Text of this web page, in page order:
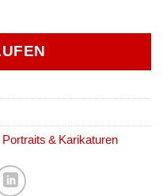
lassen Menge
Portraits & Karikaturen